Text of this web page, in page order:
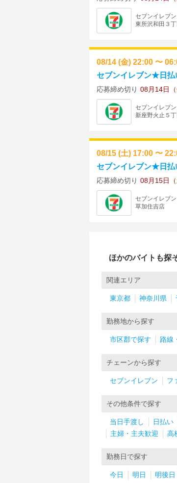
セブンイレブン
東所沢和田３
08/14 (金) 22:00 〜
セブンイレブン★日払
応募締め切り 08月14日
セブンイレブン
新座野火止５
08/15 (土) 17:00 〜
セブンイレブン★日
応募締め切り 08月15日
セブンイレブン
草加住吉店
ほかのバイトも探
関連エリア
東京都 神奈川県
勤務地から探す
市区郡で探す 路線
チェーンから探す
セブンイレブン フ
その他条件で探す
当日手渡し 日払い
主婦・主夫歓迎
高
勤務日で探す
今日 明日 明後日